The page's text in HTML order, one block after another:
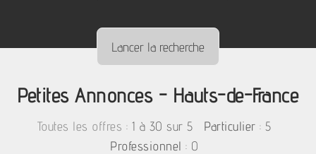
Petites Annonces - Hauts-de-France
Toutes les offres : 1 à 30 sur 5 Particulier : 5
Professionnel : 0